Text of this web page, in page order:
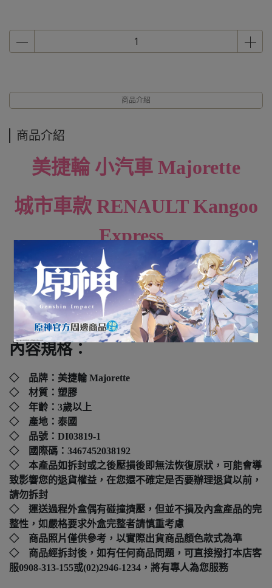
商品介紹
商品介紹
美捷輪 小汽車 Majorette
城市車款 RENAULT Kangoo
Express
全新未拆封
下標前請先詢問
內容規格：
◇ 品牌：美捷輪 Majorette
◇ 材質：塑膠
◇ 年齡：3歲以上
◇ 產地：泰國
◇ 品號：DI03819-1
◇ 國際碼： 3467452038192
◇ 本產品如拆封或之後壓損後即無法恢復原狀，可能會導
致影響您的退貨權益，在您還不確定是否要辦理退貨以前，
請勿拆封
◇ 運送過程外盒偶有碰撞擠壓，但並不損及內盒產品的完
整性，如嚴格要求外盒完整者請慎重考慮
◇ 商品照片僅供參考，以實際出貨商品顏色款式為準
◇ 商品經拆封後，如有任何商品問題，可直接撥打本店客
服0908-313-155或(02)2946-1234，將有專人為您服務